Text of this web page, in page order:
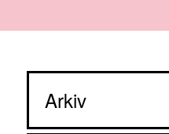
Arkiv